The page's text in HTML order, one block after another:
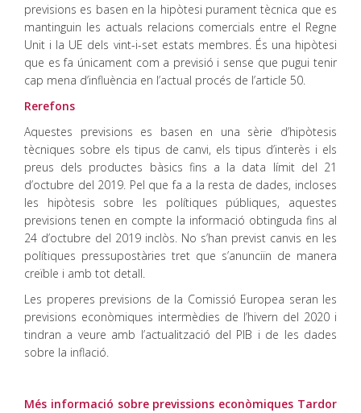
previsions es basen en la hipòtesi purament tècnica que es
mantinguin les actuals relacions comercials entre el Regne
Unit i la UE dels vint-i-set estats membres. És una hipòtesi
que es fa únicament com a previsió i sense que pugui tenir
cap mena d’influència en l’actual procés de l’article 50.
Rerefons
Aquestes previsions es basen en una sèrie d’hipòtesis
tècniques sobre els tipus de canvi, els tipus d’interès i els
preus dels productes bàsics fins a la data límit del 21
d’octubre del 2019. Pel que fa a la resta de dades, incloses
les hipòtesis sobre les polítiques públiques, aquestes
previsions tenen en compte la informació obtinguda fins al
24 d’octubre del 2019 inclòs. No s’han previst canvis en les
polítiques pressupostàries tret que s’anunciïn de manera
creïble i amb tot detall.
Les properes previsions de la Comissió Europea seran les
previsions econòmiques intermèdies de l’hivern del 2020 i
tindran a veure amb l’actualització del PIB i de les dades
sobre la inflació.
Més informació sobre previssions econòmiques Tardor